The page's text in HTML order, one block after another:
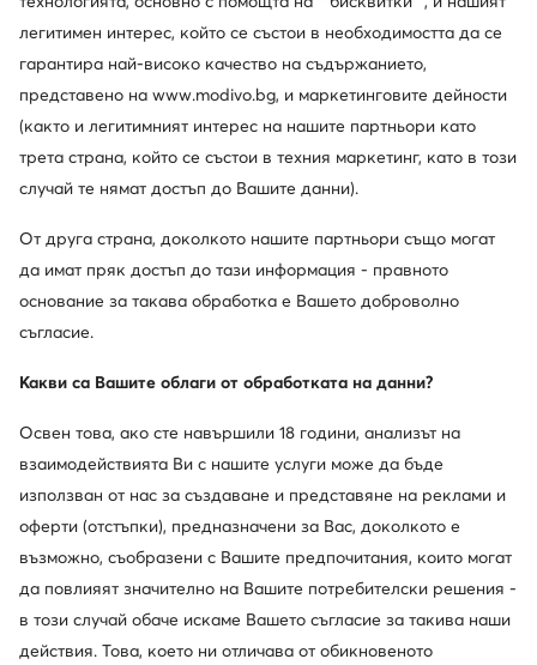
Най-ниска цена 52,99 €-5%
още 25% Код: SUMMER
Сникърси · Черен
45,50€
още 10% Код: SUMMER
Сникърси · NB 740 · Сив
Актуална цена
56,99 €
Редовна цена69,99 €-18%
легитимен интерес, който се състои в необходимостта да се
гарантира най-високо качество на съдържанието,
представено на www.modivo.bg, и маркетинговите дейности
(както и легитимният интерес на нашите партньори като
трета страна, който се състои в техния маркетинг, като в този
случай те нямат достъп до Вашите данни).
От друга страна, доколкото нашите партньори също могат
да имат пряк достъп до тази информация - правното
основание за такава обработка е Вашето доброволно
съгласие.
Какви са Вашите облаги от обработката на данни?
Освен това, ако сте навършили 18 години, анализът на
взаимодействията Ви с нашите услуги може да бъде
използван от нас за създаване и представяне на реклами и
оферти (отстъпки), предназначени за Вас, доколкото е
възможно, съобразени с Вашите предпочитания, които могат
да повлияят значително на Вашите потребителски решения -
в този случай обаче искаме Вашето съгласие за такива наши
действия. Това, което ни отличава от обикновеното